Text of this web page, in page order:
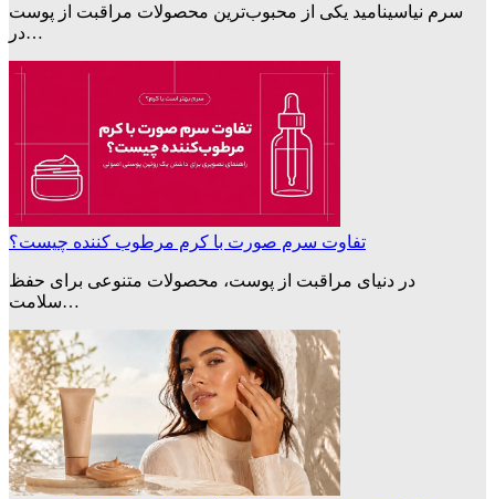
سرم نیاسینامید یکی از محبوب‌ترین محصولات مراقبت از پوست
در…
تفاوت سرم صورت با کرم مرطوب کننده چیست؟
در دنیای مراقبت از پوست، محصولات متنوعی برای حفظ
سلامت…